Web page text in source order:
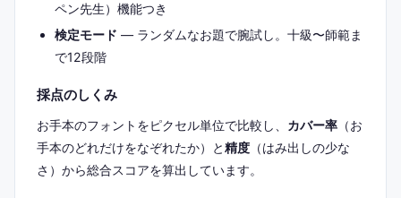
ペン先生）機能つき
検定モード — ランダムなお題で腕試し。十級〜師範ま
で12段階
採点のしくみ
お手本のフォントをピクセル単位で比較し、 カバー率 （お
手本のどれだけをなぞれたか）と精度 （はみ出しの少な
さ）から総合スコアを算出しています。